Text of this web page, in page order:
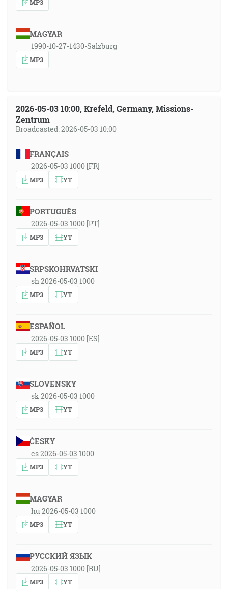
MAGYAR
1990-10-27-1430-Salzburg
MP3
2026-05-03 10:00, Krefeld, Germany, Missions-
Zentrum
Broadcasted: 2026-05-03 10:00
FRANÇAIS
2026-05-03 1000 [FR]
MP3 YT
PORTUGUÊS
2026-05-03 1000 [PT]
MP3 YT
SRPSKOHRVATSKI
sh 2026-05-03 1000
MP3 YT
ESPAÑOL
2026-05-03 1000 [ES]
MP3 YT
SLOVENSKY
sk 2026-05-03 1000
MP3 YT
ČESKY
cs 2026-05-03 1000
MP3 YT
MAGYAR
hu 2026-05-03 1000
MP3 YT
РУССКИЙ ЯЗЫК
2026-05-03 1000 [RU]
MP3 YT